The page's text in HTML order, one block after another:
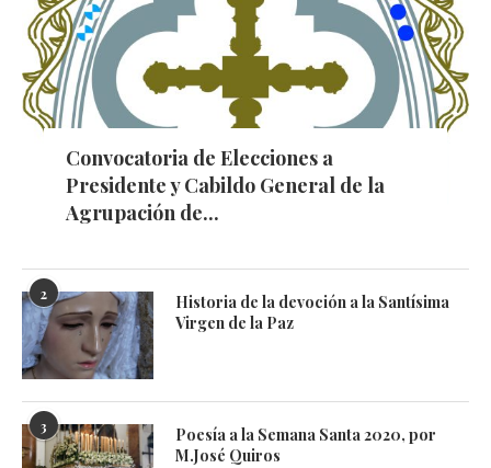
Convocatoria de Elecciones a
Presidente y Cabildo General de la
Agrupación de...
2
Historia de la devoción a la Santísima
Virgen de la Paz
3
Poesía a la Semana Santa 2020, por
M.José Quiros